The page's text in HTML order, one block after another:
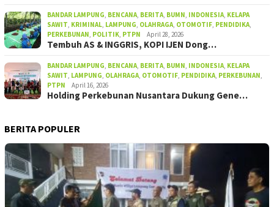
BANDAR LAMPUNG, BENCANA, BERITA, BUMN, INDONESIA, KELAPA
SAWIT, KRIMINAL, LAMPUNG, OLAHRAGA, OTOMOTIF, PENDIDIKA,
PERKEBUNAN, POLITIK, PTPN April 28, 2026
Tembuh AS & INGGRIS, KOPI IJEN Dong…
BANDAR LAMPUNG, BENCANA, BERITA, BUMN, INDONESIA, KELAPA
SAWIT, LAMPUNG, OLAHRAGA, OTOMOTIF, PENDIDIKA, PERKEBUNAN,
PTPN
April 16, 2026
Holding Perkebunan Nusantara Dukung Gene…
BERITA POPULER